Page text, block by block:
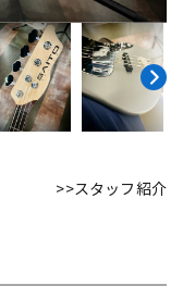
レコーディング機器
楽器アクセサリ
ヴィンテージ>>スタッフ紹介